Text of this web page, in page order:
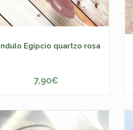
Egípcio quartzo rosa
+
7,90€